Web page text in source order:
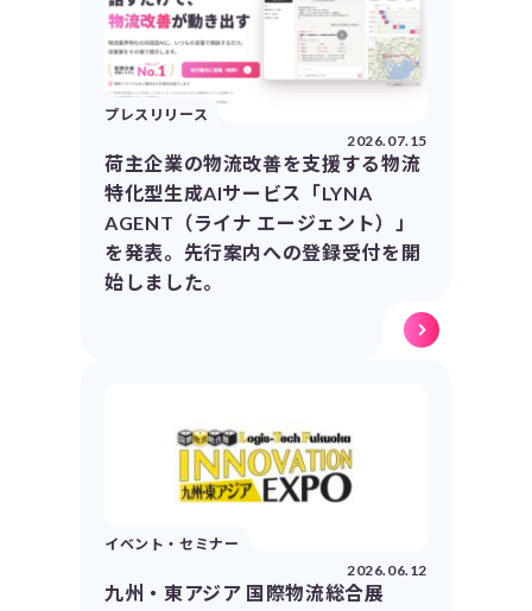
プレスリリース
2026.07.15
荷主企業の物流改善を支援する物流
特化型生成AIサービス「LYNA
AGENT（ライナ エージェント）」
を発表。先行案内への登録受付を開
始しました。
イベント・セミナー
2026.06.12
九州・東アジア 国際物流総合展